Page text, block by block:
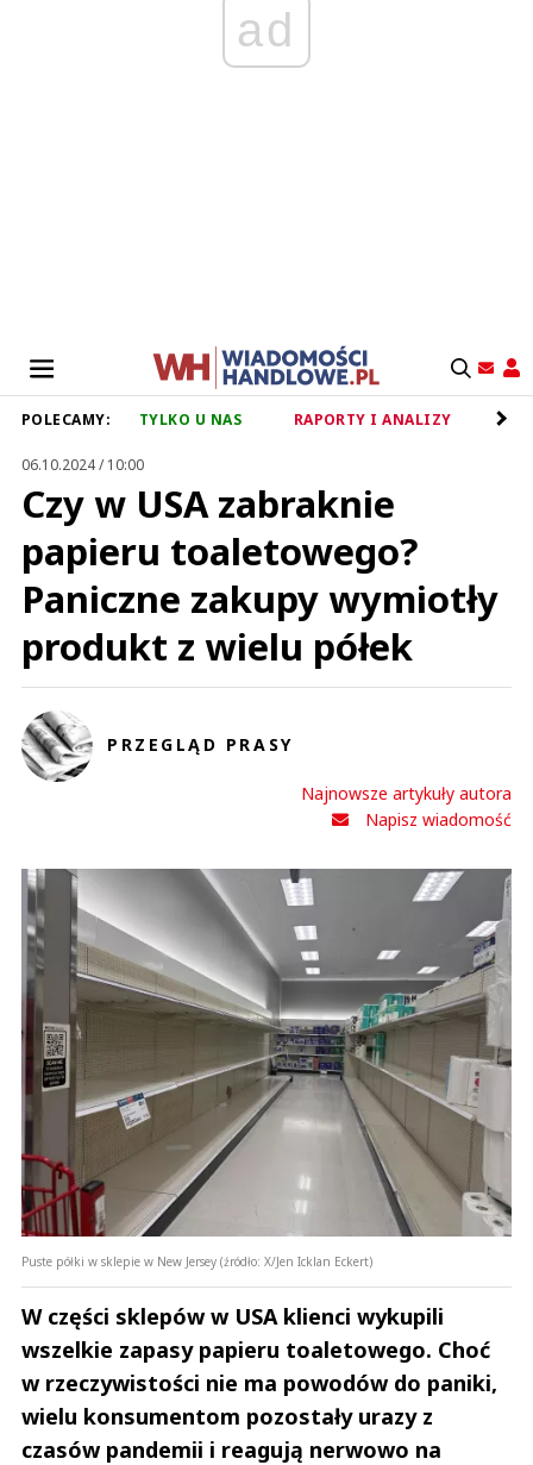
ad
POLECAMY: TYLKO U NAS RAPORTY I ANALIZY
06.10.2024 / 10:00
Czy w USA zabraknie
papieru toaletowego?
Paniczne zakupy wymiotły
produkt z wielu półek
PRZEGLĄD PRASY
Najnowsze artykuły autora
Napisz wiadomość
Puste półki w sklepie w New Jersey (źródło: X/Jen Icklan Eckert)
W części sklepów w USA klienci wykupili
wszelkie zapasy papieru toaletowego. Choć
w rzeczywistości nie ma powodów do paniki,
wielu konsumentom pozostały urazy z
czasów pandemii i reagują nerwowo na